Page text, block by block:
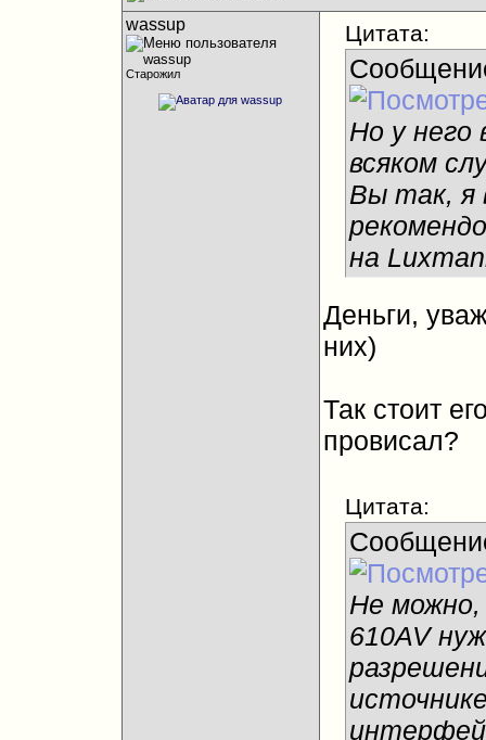
wassup
Старожил
Цитата:
Но у него
всяком
Вы так, я
на
Деньги,
них)
Так стоит
провисал?
Цитата:
Не можно,
610AV